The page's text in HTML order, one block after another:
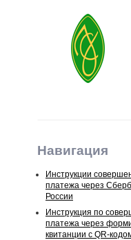
Навигация
Инструкции
платежа через
России
Инструкция по
платежа через
квитанции с QR-